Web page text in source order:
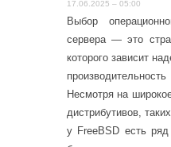
17.06.2025 – 05:00
Выбор
сервера — это
которого зависит
Несмотря на
дистрибутивов,
у FreeBSD есть